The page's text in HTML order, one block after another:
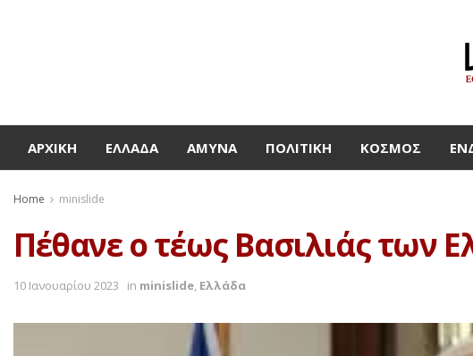
ΑΡΧΙΚΉ ΕΛΛΆΔΑ ΆΜΥΝΑ ΠΟΛΙΤΙΚΉ ΚΌΣΜΟΣ
Home minislide
Πέθανε ο τέως Βασιλιάς των
10 Ιανουαρίου 2023 in minislide, Ελλάδα